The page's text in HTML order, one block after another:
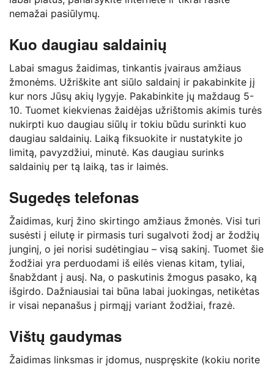
nemažai pasiūlymų.
Kuo daugiau saldainių
Labai smagus žaidimas, tinkantis įvairaus amžiaus
žmonėms. Užriškite ant siūlo saldainį ir pakabinkite jį
kur nors Jūsų akių lygyje. Pakabinkite jų maždaug 5-
10. Tuomet kiekvienas žaidėjas užrištomis akimis turės
nukirpti kuo daugiau siūlų ir tokiu būdu surinkti kuo
daugiau saldainių. Laiką fiksuokite ir nustatykite jo
limitą, pavyzdžiui, minutė. Kas daugiau surinks
saldainių per tą laiką, tas ir laimės.
Sugedęs telefonas
Žaidimas, kurį žino skirtingo amžiaus žmonės. Visi turi
susėsti į eilutę ir pirmasis turi sugalvoti žodį ar žodžių
junginį, o jei norisi sudėtingiau – visą sakinį. Tuomet šie
žodžiai yra perduodami iš eilės vienas kitam, tyliai,
šnabždant į ausį. Na, o paskutinis žmogus pasako, ką
išgirdo. Dažniausiai tai būna labai juokingas, netikėtas
ir visai nepanašus į pirmąjį variant žodžiai, frazė.
Vištų gaudymas
Žaidimas linksmas ir įdomus, nuspręskite (kokiu norite